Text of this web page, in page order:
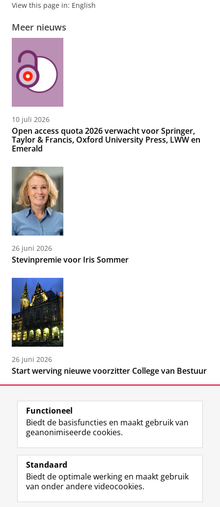
View this page in: English
Meer nieuws
10 juli 2026
Open access quota 2026 verwacht voor Springer,
Taylor & Francis, Oxford University Press, LWW en
Emerald
26 juni 2026
Stevinpremie voor Iris Sommer
26 juni 2026
Start werving nieuwe voorzitter College van Bestuur
Volg de RUG
F
a
e
b
L
i
k
e
R
S
-
f
I
n
t
Y
o
T
Studiekiezers
Functioneel
Biedt de basisfuncties en maakt gebruik van
geanonimiseerde cookies.
Standaard
Biedt de optimale werking en maakt gebruik
van onder andere videocookies.